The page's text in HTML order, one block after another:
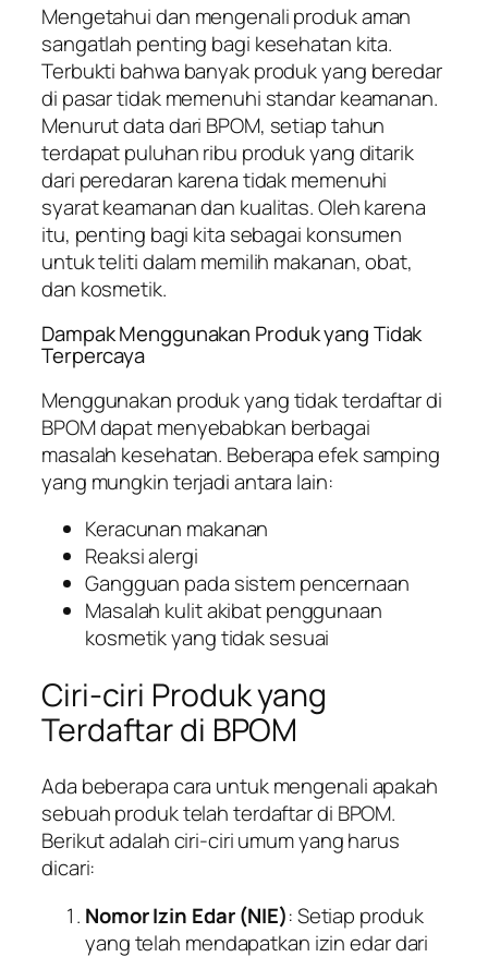
Mengetahui dan mengenali produk aman
sangatlah penting bagi kesehatan kita.
Terbukti bahwa banyak produk yang beredar
di pasar tidak memenuhi standar keamanan.
Menurut data dari BPOM, setiap tahun
terdapat puluhan ribu produk yang ditarik
dari peredaran karena tidak memenuhi
syarat keamanan dan kualitas. Oleh karena
itu, penting bagi kita sebagai konsumen
untuk teliti dalam memilih makanan, obat,
dan kosmetik.
Dampak Menggunakan Produk yang Tidak
Terpercaya
Menggunakan produk yang tidak terdaftar di
BPOM dapat menyebabkan berbagai
masalah kesehatan. Beberapa efek samping
yang mungkin terjadi antara lain:
Keracunan makanan
Reaksi alergi
Gangguan pada sistem pencernaan
Masalah kulit akibat penggunaan
kosmetik yang tidak sesuai
Ciri-ciri Produk yang
Terdaftar di BPOM
Ada beberapa cara untuk mengenali apakah
sebuah produk telah terdaftar di BPOM.
Berikut adalah ciri-ciri umum yang harus
dicari:
Nomor Izin Edar (NIE): Setiap produk
yang telah mendapatkan izin edar dari